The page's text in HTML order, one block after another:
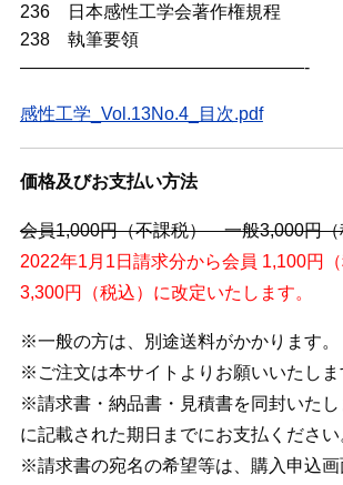
236 日本感性工学会著作権規程
238 執筆要領
————————————————-
感性工学_Vol.13No.4_目次.pdf
価格及びお支払い方法
会員1,000円（不課税） 一般3,000円（
2022年1月1日請求分から会員 1,100円
3,300円（税込）に改定いたします。
※一般の方は、別途送料がかかります。
※ご注文は本サイトよりお願いいたしま
※請求書・納品書・見積書を同封いた
に記載された期日までにお支払ください
※請求書の宛名の希望等は、購入申込